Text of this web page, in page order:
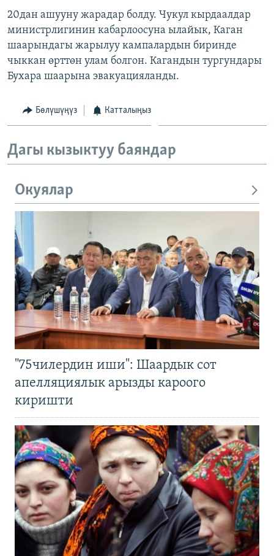
ДАНИСТЕ
АЗАТТЫК+
ЫҢГАЙСЫЗ СУРООЛОР
ОНЛАЙН ШЕРИНЕ
ЭЕ/АРнун бардык сайттары
20дан ашууну жарадар болду. Чукул кырдаалдар
министрлигинин кабарлоосуна ылайык, Каган
шаарындагы жарылуу кампалардын биринде
чыккан өрттөн улам болгон. Кагандын тургундары
Бухара шаарына эвакуацияланды.
Бөлүшүңүз Катталыңыз
Дагы кызыктуу баяндар
Окуялар
"75чилердин иши": Шаардык сот
апелляциялык арызды кароого
киришти